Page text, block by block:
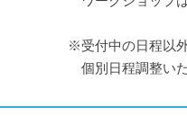
※受付中の日程以
個別日程調整いた